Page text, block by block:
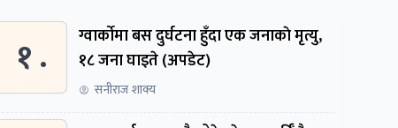
१ .
ग्वार्काेमा बस दुर्घटना हुँदा एक जनाकाे मृत्यु,
१८ जना घाइते (अपडेट)
सनीराज शाक्य